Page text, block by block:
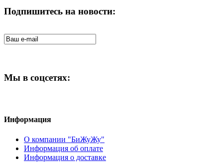
Подпишитесь на новости:
Мы в соцсетях:
Информация
О компании "БиЖуЖу"
Информация об оплате
Информация о доставке